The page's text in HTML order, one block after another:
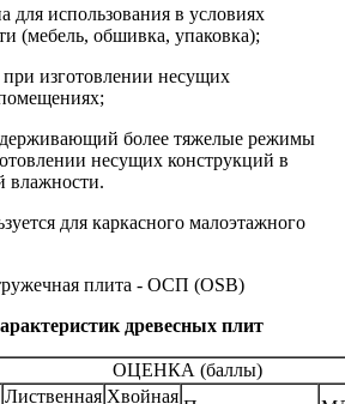
для использования в условиях
(мебель, обшивка, упаковка);
при изготовлении несущих
более тяжелые режимы
несущих конструкций в
влажности.
для каркасного малоэтажного
древесных плит
ОЦЕНКА (баллы)
Лиственная Хвойная